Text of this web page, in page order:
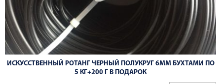
ИСКУССТВЕННЫЙ РОТАНГ ЧЕРНЫЙ ПОЛУКРУГ 6ММ БУХТАМИ ПО
5 КГ+200 Г В ПОДАРОК